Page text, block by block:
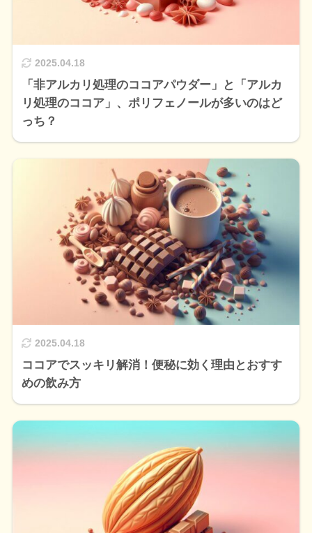
2025.04.18
「非アルカリ処理のココアパウダー」と「アルカ
リ処理のココア」、ポリフェノールが多いのはど
っち？
2025.04.18
ココアでスッキリ解消！便秘に効く理由とおすす
めの飲み方